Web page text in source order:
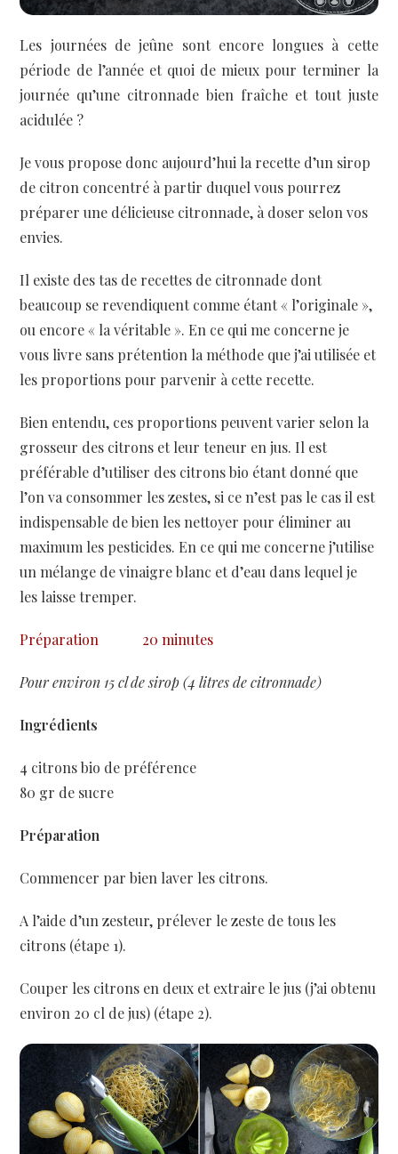
Les journées de jeûne sont encore longues à cette
période de l’année et quoi de mieux pour terminer la
journée qu’une citronnade bien fraîche et tout juste
acidulée ?
Je vous propose donc aujourd’hui la recette d’un sirop
de citron concentré à partir duquel vous pourrez
préparer une délicieuse citronnade, à doser selon vos
envies.
Il existe des tas de recettes de citronnade dont
beaucoup se revendiquent comme étant « l’originale »,
ou encore « la véritable ». En ce qui me concerne je
vous livre sans prétention la méthode que j’ai utilisée et
les proportions pour parvenir à cette recette.
Bien entendu, ces proportions peuvent varier selon la
grosseur des citrons et leur teneur en jus. Il est
préférable d’utiliser des citrons bio étant donné que
l’on va consommer les zestes, si ce n’est pas le cas il est
indispensable de bien les nettoyer pour éliminer au
maximum les pesticides. En ce qui me concerne j’utilise
un mélange de vinaigre blanc et d’eau dans lequel je
les laisse tremper.
Préparation 20 minutes
Pour environ 15 cl de sirop (4 litres de citronnade)
Ingrédients
4 citrons bio de préférence
80 gr de sucre
Préparation
Commencer par bien laver les citrons.
A l’aide d’un zesteur, prélever le zeste de tous les
citrons (étape 1).
Couper les citrons en deux et extraire le jus (j’ai obtenu
environ 20 cl de jus) (étape 2).